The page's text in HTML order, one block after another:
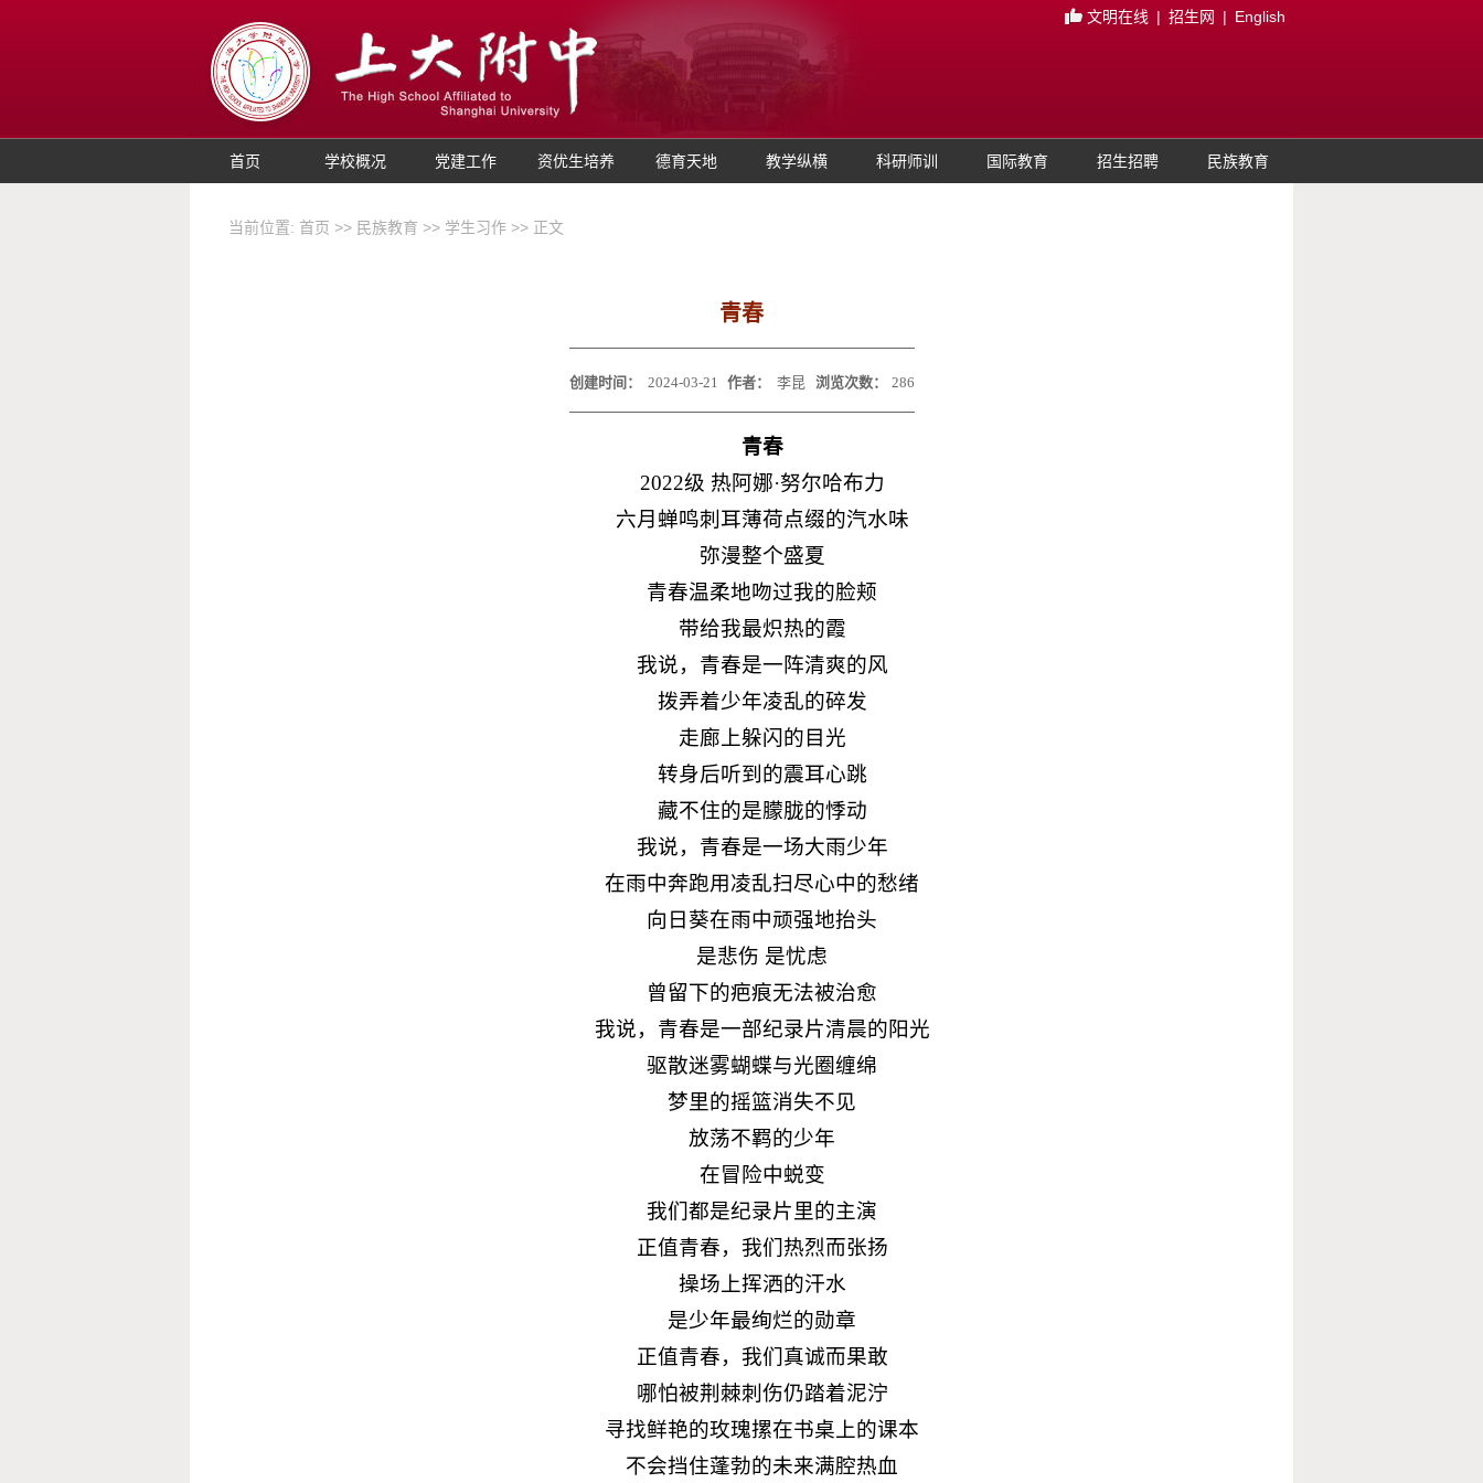
文明在线 | 招生网 | English
首页 学校概况 党建工作 资优生培养 德育天地 教学纵横 科研师训 国际教育 招生招聘 民族教育
当前位置: 首页 >> 民族教育 >> 学生习作 >> 正文
青春
创建时间： 2024-03-21 作者： 李昆 浏览次数： 286
青春
2022级 热阿娜·努尔哈布力
六月蝉鸣刺耳薄荷点缀的汽水味
弥漫整个盛夏
青春温柔地吻过我的脸颊
带给我最炽热的霞
我说，青春是一阵清爽的风
拨弄着少年凌乱的碎发
走廊上躲闪的目光
转身后听到的震耳心跳
藏不住的是朦胧的悸动
我说，青春是一场大雨少年
在雨中奔跑用凌乱扫尽心中的愁绪
向日葵在雨中顽强地抬头
是悲伤 是忧虑
曾留下的疤痕无法被治愈
我说，青春是一部纪录片清晨的阳光
驱散迷雾蝴蝶与光圈缠绵
梦里的摇篮消失不见
放荡不羁的少年
在冒险中蜕变
我们都是纪录片里的主演
正值青春，我们热烈而张扬
操场上挥洒的汗水
是少年最绚烂的勋章
正值青春，我们真诚而果敢
哪怕被荆棘刺伤仍踏着泥泞
寻找鲜艳的玫瑰摞在书桌上的课本
不会挡住蓬勃的未来满腔热血